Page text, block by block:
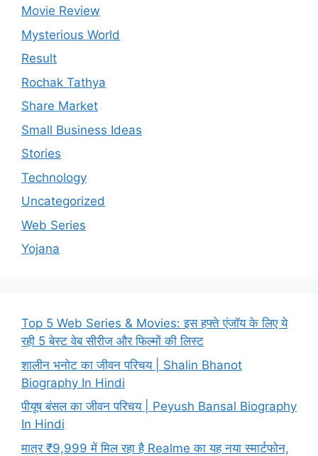
Movie Review
Mysterious World
Result
Rochak Tathya
Share Market
Small Business Ideas
Stories
Technology
Uncategorized
Web Series
Yojana
Top 5 Web Series & Movies: इस हफ्ते एंजॉय के लिए ये
रही 5 बेस्ट वेब सीरीज और फिल्मों की लिस्ट
शालीन भनोट का जीवन परिचय | Shalin Bhanot
Biography In Hindi
पीयूष बंसल का जीवन परिचय | Peyush Bansal Biography
In Hindi
मात्र ₹9,999 में मिल रहा है Realme का यह नया स्मार्टफोन,